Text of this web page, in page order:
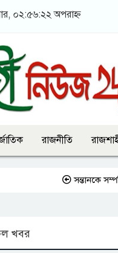
০২:৫৬:২২ অপরাহ্ন
রাজনীতি
সন্তানকে সম্পত্তি
খবর